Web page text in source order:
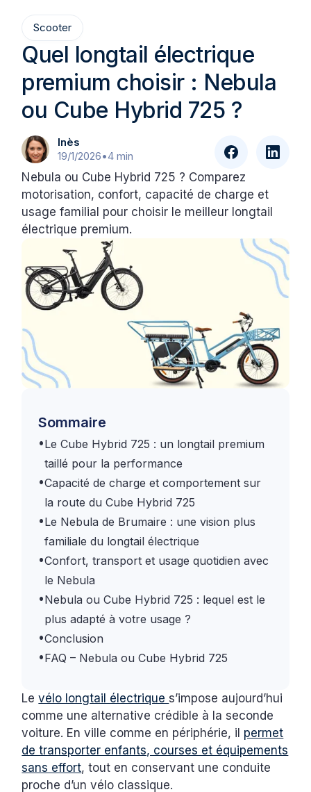
Scooter
Quel longtail électrique
premium choisir : Nebula
ou Cube Hybrid 725 ?
Inès
19/1/2026•4 min
Nebula ou Cube Hybrid 725 ? Comparez
motorisation, confort, capacité de charge et
usage familial pour choisir le meilleur longtail
électrique premium.
Sommaire
•Le Cube Hybrid 725 : un longtail premium
taillé pour la performance
•Capacité de charge et comportement sur
la route du Cube Hybrid 725
•Le Nebula de Brumaire : une vision plus
familiale du longtail électrique
•Confort, transport et usage quotidien avec
le Nebula
•Nebula ou Cube Hybrid 725 : lequel est le
plus adapté à votre usage ?
•Conclusion
•FAQ – Nebula ou Cube Hybrid 725
Levélo longtail électriques’impose aujourd’hui
comme une alternative crédible à la seconde
voiture. En ville comme en périphérie, il permet
de transporter enfants, courses et équipements
sans effort, tout en conservant une conduite
proche d’un vélo classique.